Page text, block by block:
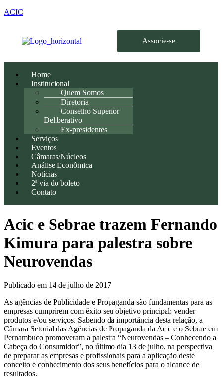
ACIC
Associe-se
Home
Institucional
Quem Somos
Diretoria
Conselho Superior
Deliberativo
Ex-presidentes
Serviços
Eventos
Câmaras/Núcleos
Análise Econômica
Notícias
2ª via do boleto
Contato
Acic e Sebrae trazem Fernando
Kimura para palestra sobre
Neurovendas
Publicado em 14 de julho de 2017
As agências de Publicidade e Propaganda são fundamentas para as
empresas cumprirem com êxito seu objetivo principal: vender
produtos e/ou serviços. Sabendo da importância desta relação, a
Câmara Setorial das Agências de Propaganda da Acic e o Sebrae em
Pernambuco promoveram a palestra “Neurovendas – Conhecendo a
Cabeça do Consumidor”, no último dia 13 de julho, na perspectiva
de preparar as empresas e profissionais para a aplicação deste
conceito e conhecimento dos seus benefícios para o alcance de
resultados.